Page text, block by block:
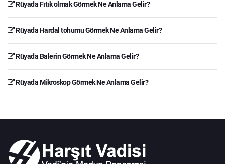
Rüyada Fıtık olmak Görmek Ne Anlama Gelir?
Rüyada Hardal tohumu Görmek Ne Anlama Gelir?
Rüyada Balerin Görmek Ne Anlama Gelir?
Rüyada Mikroskop Görmek Ne Anlama Gelir?